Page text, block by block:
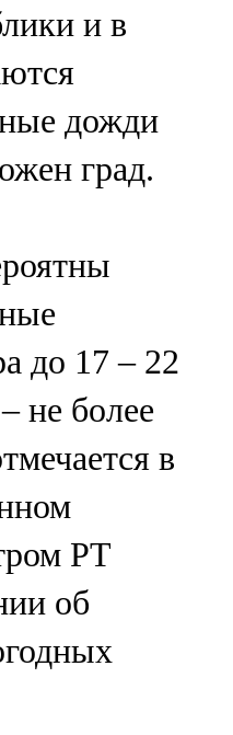
и в
дожди
град.
до 17 – 22
не более
в
РТ
об